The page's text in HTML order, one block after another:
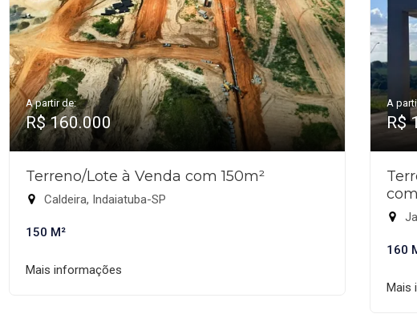
A partir de:
R$ 160.000
Terreno/Lote à Venda com 150m²
Caldeira, Indaiatuba-SP
150 M²
Mais informações
A
R$
160
Mais